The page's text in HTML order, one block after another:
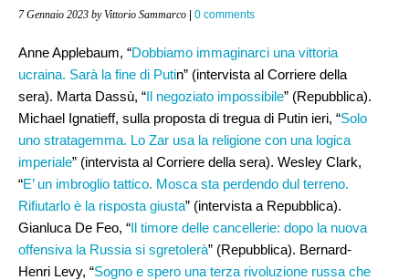
7 Gennaio 2023 by Vittorio Sammarco | 0 comments
Anne Applebaum, “Dobbiamo immaginarci una vittoria
ucraina. Sarà la fine di Putin” (intervista al Corriere della
sera). Marta Dassù, “Il negoziato impossibile” (Repubblica).
Michael Ignatieff, sulla proposta di tregua di Putin ieri, “Solo
uno stratagemma. Lo Zar usa la religione con una logica
imperiale” (intervista al Corriere della sera). Wesley Clark,
“E’ un imbroglio tattico. Mosca sta perdendo dul terreno.
Rifiutarlo è la risposta giusta” (intervista a Repubblica).
Gianluca De Feo, “Il timore delle cancellerie: dopo la nuova
offensiva la Russia si sgretolerà” (Repubblica). Bernard-
Henri Levy, “Sogno e spero una terza rivoluzione russa che